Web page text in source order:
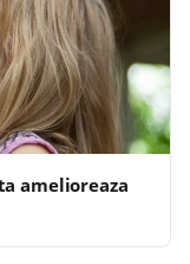
amelioreaza